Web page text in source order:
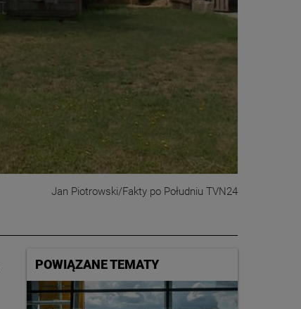
Jan Piotrowski/Fakty po Południu TVN24
POWIĄZANE TEMATY